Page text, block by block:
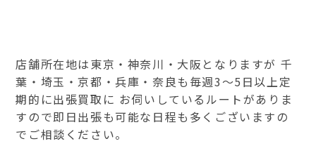
店舗所在地は東京・神奈川・大阪となりますが 千
葉・埼玉・京都・兵庫・奈良も毎週3～5日以上定
期的に出張買取に お伺いしているルートがありま
すので即日出張も可能な日程も多くございますの
でご相談ください。